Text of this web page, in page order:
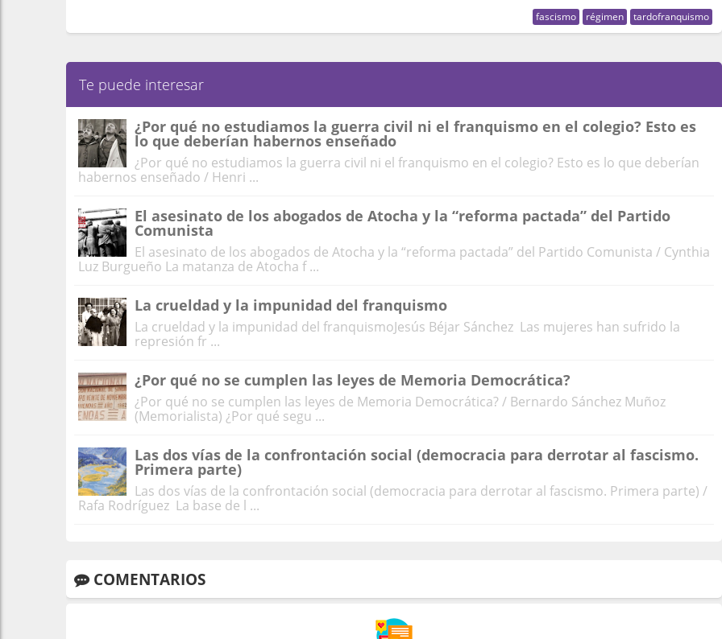
fascismo régimen tardofranquismo
Te puede interesar
¿Por qué no estudiamos la guerra civil ni el franquismo en el colegio? Esto es
lo que deberían habernos enseñado
¿Por qué no estudiamos la guerra civil ni el franquismo en el colegio? Esto es lo que deberían
habernos enseñado / Henri ...
El asesinato de los abogados de Atocha y la “reforma pactada” del Partido
Comunista
El asesinato de los abogados de Atocha y la “reforma pactada” del Partido Comunista / Cynthia
Luz Burgueño La matanza de Atocha f ...
La crueldad y la impunidad del franquismo
La crueldad y la impunidad del franquismoJesús Béjar Sánchez Las mujeres han sufrido la
represión fr ...
¿Por qué no se cumplen las leyes de Memoria Democrática?
¿Por qué no se cumplen las leyes de Memoria Democrática? / Bernardo Sánchez Muñoz
(Memorialista) ¿Por qué segu ...
Las dos vías de la confrontación social (democracia para derrotar al fascismo.
Primera parte)
Las dos vías de la confrontación social (democracia para derrotar al fascismo. Primera parte) /
Rafa Rodríguez La base de l ...
COMENTARIOS